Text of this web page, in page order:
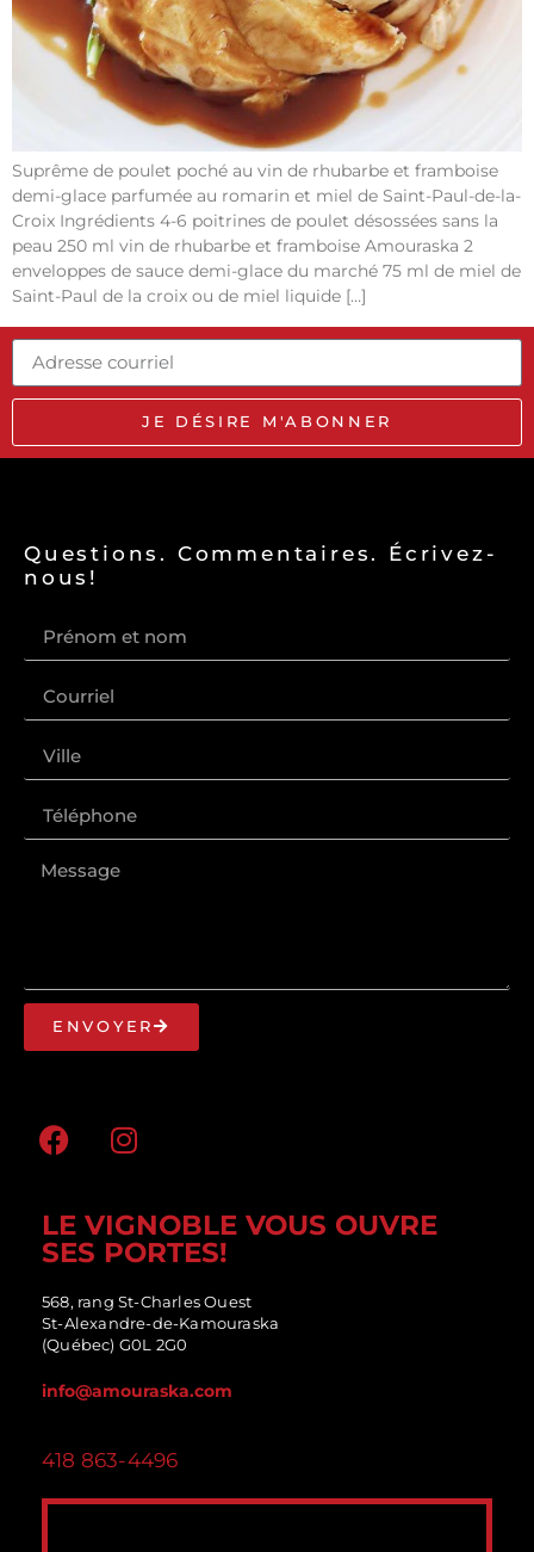
Suprême de poulet poché au vin de rhubarbe et framboise
demi-glace parfumée au romarin et miel de Saint-Paul-de-la-
Croix Ingrédients 4-6 poitrines de poulet désossées sans la
peau 250 ml vin de rhubarbe et framboise Amouraska 2
enveloppes de sauce demi-glace du marché 75 ml de miel de
Saint-Paul de la croix ou de miel liquide […]
JE DÉSIRE M'ABONNER
Questions. Commentaires. Écrivez-
nous!
ENVOYER
LE VIGNOBLE VOUS OUVRE
SES PORTES!
568, rang St-Charles Ouest
St-Alexandre-de-Kamouraska
(Québec) G0L 2G0
info@amouraska.com
418 863-4496